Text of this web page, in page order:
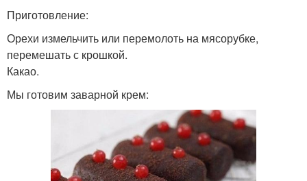
Приготовление:
Орехи измельчить или перемолоть на мясорубке,
перемешать с крошкой.
Какао.
Мы готовим заварной крем: